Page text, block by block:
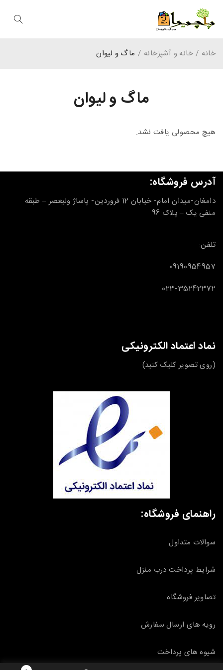
ماگ و لیوان
خانه / خانه و آشپزخانه / ماگ و لیوان
هیچ محصولی یافت نشد.
آدرس فروشگاه:
دامغان-میدان امام- خیابان 12 فروردین- پاساژ ولیعصر – طبقه
منفی یک – پلاک 96
تلفن:
09190954957
023-35242372
نماد اعتماد الکترونیکی
(روی تصویر کلیک کنید)
راهنمای فروشگاه:
سوالات متداول
شرایط پرداخت درب منزل
تصاویر فروشگاه
رویه های ارسال سفارش
شیوه های پرداخت